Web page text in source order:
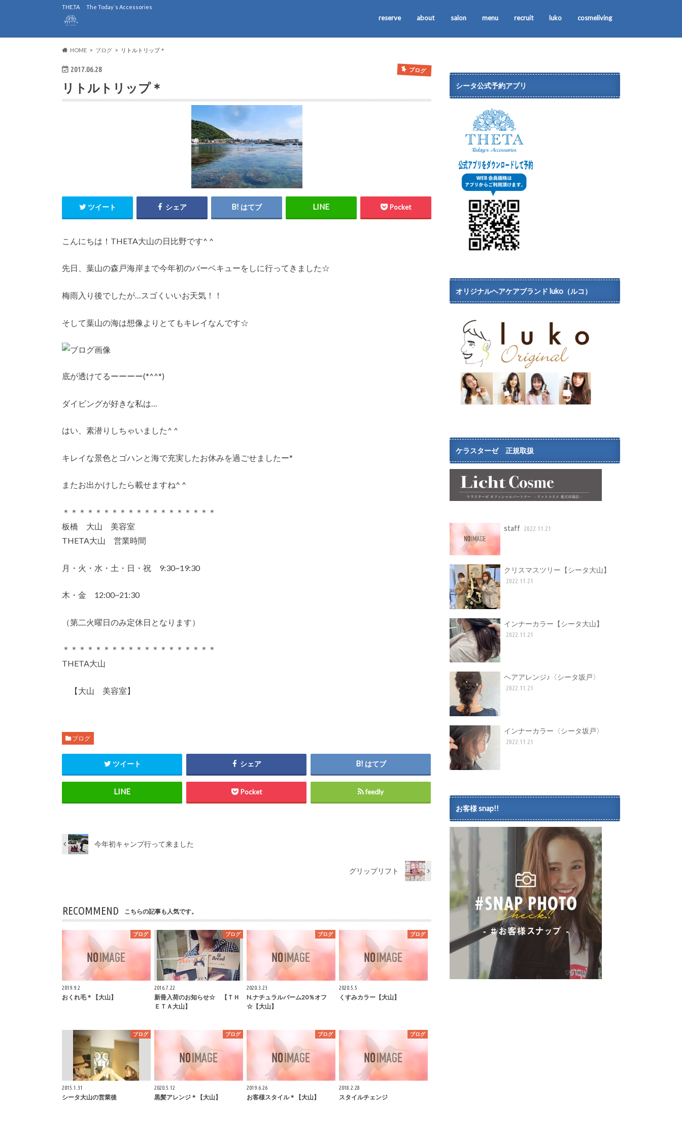
THE.TA The Today`s Accessories
reserve about salon menu recruit luko cosmeliving
HOME ブログ リトルトリップ＊
2017.06.28 ブログ
リトルトリップ＊
ツイート シェア はてブ Pocket
こんにちは！THETA大山の日比野です^ ^
先日、葉山の森戸海岸まで今年初のバーベキューをしに行ってきました☆
梅雨入り後でしたが…スゴくいいお天気！！
そして葉山の海は想像よりとてもキレイなんです☆
底が透けてるーーーー(*^^*)
ダイビングが好きな私は…
はい、素潜りしちゃいました^ ^
キレイな景色とゴハンと海で充実したお休みを過ごせましたー*
またお出かけしたら載せますね^ ^
＊＊＊＊＊＊＊＊＊＊＊＊＊＊＊＊＊＊＊
板橋 大山 美容室
THETA大山 営業時間
月・火・水・土・日・祝 9:30~19:30
木・金 12:00~21:30
（第二火曜日のみ定休日となります）
＊＊＊＊＊＊＊＊＊＊＊＊＊＊＊＊＊＊＊
THETA大山
【大山 美容室】
ブログ
ツイート シェア はてブ
Pocket feedly
今年初キャンプ行って来ました
グリップリフト
RECOMMEND こちらの記事も人気です。
ブログ
2019.9.2
おくれ毛＊【大山】
ブログ
2016.7.22
新冊入荷のお知らせ☆ 【ＴＨ
ＥＴＡ大山】
ブログ
2020.3.23
N.ナチュラルバーム20％オフ
☆【大山】
ブログ
2020.5.5
くすみカラー【大山】
ブログ
2015.1.31
シータ大山の営業後
ブログ
2020.5.12
黒髪アレンジ＊【大山】
ブログ
2019.6.26
お客様スタイル＊【大山】
ブログ
2018.2.28
スタイルチェンジ
シータ公式予約アプリ
オリジナルヘアケアブランド luko（ルコ）
ケラスターゼ 正規取扱
staff 2022.11.21
クリスマスツリー【シータ大山】
2022.11.21
インナーカラー【シータ大山】
2022.11.21
ヘアアレンジ♪〈シータ坂戸〉
2022.11.21
インナーカラー〈シータ坂戸〉
2022.11.21
お客様 snap!!